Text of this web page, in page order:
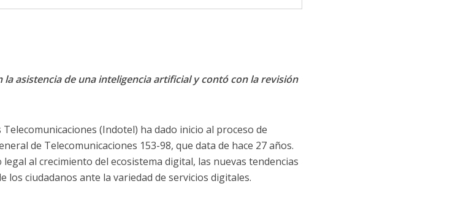
la asistencia de una inteligencia artificial y contó con la revisión
(Indotel) ha dado inicio al proceso de
de Telecomunicaciones 153-98, que data de hace 27 años.
al crecimiento del ecosistema digital, las nuevas tendencias
los ciudadanos ante la variedad de servicios digitales.